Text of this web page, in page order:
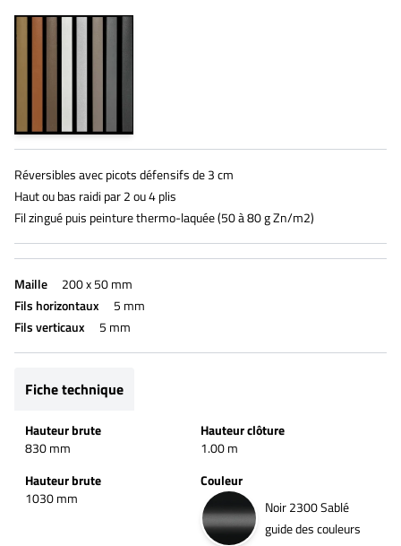
Réversibles avec picots défensifs de 3 cm
Haut ou bas raidi par 2 ou 4 plis
Fil zingué puis peinture thermo-laquée (50 à 80 g Zn/m2)
Maille
200 x 50 mm
Fils horizontaux
5 mm
Fils verticaux
5 mm
Fiche technique
Hauteur brute
830 mm
Hauteur clôture
1.00 m
Hauteur brute
1030 mm
Couleur
Noir 2300 Sablé
guide des couleurs